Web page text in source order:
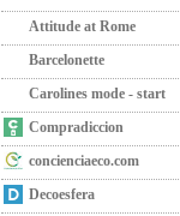
Attitude at Rome
Barcelonette
Carolines mode - start
Compradiccion
concienciaeco.com
Decoesfera